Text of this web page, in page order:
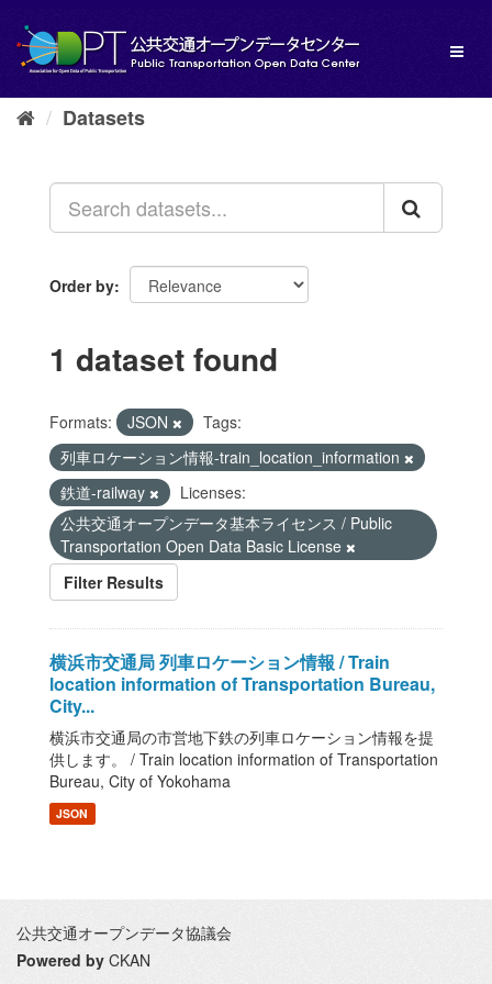
content
Datasets
Order by
1 dataset found
Formats: JSON
Tags:
列車ロケーション情報-train_location_information
鉄道-railway
Licenses:
公共交通オープンデータ基本ライセンス / Public
Transportation Open Data Basic License
Filter Results
横浜市交通局 列車ロケーション情報 / Train
location information of Transportation Bureau,
City...
横浜市交通局の市営地下鉄の列車ロケーション情報を提
供します。 / Train location information of Transportation
Bureau, City of Yokohama
JSON
公共交通オープンデータ協議会
Powered by CKAN